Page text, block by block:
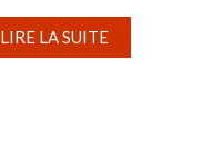
LIRE LA SUITE